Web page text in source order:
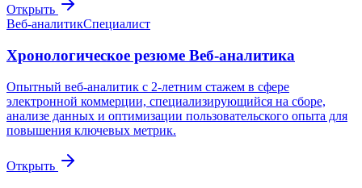
Открыть
Веб-аналитикСпециалист
Хронологическое резюме Веб-аналитика
Опытный веб-аналитик с 2-летним стажем в сфере
электронной коммерции, специализирующийся на сборе,
анализе данных и оптимизации пользовательского опыта для
повышения ключевых метрик.
Открыть